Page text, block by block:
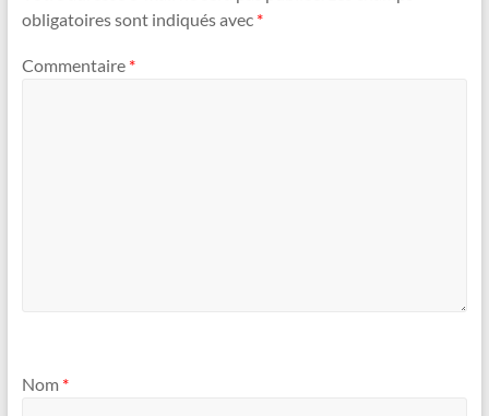
obligatoires sont indiqués avec *
Commentaire *
Nom *